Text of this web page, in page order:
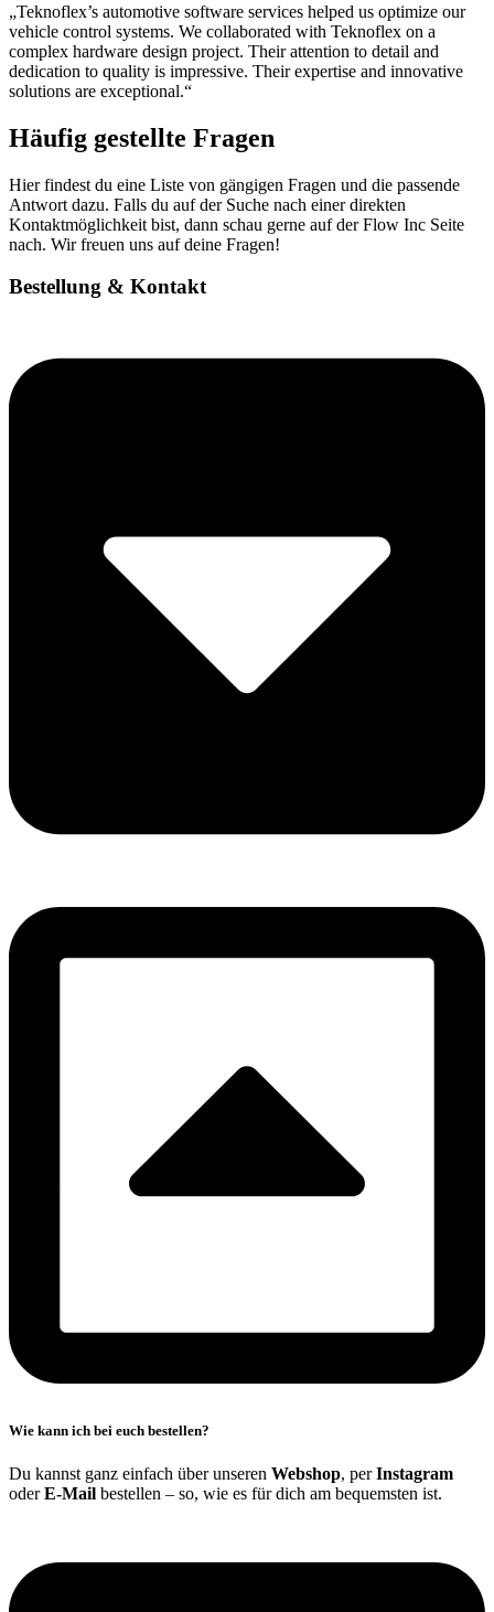
„Teknoflex’s automotive software services helped us optimize our
vehicle control systems. We collaborated with Teknoflex on a
complex hardware design project. Their attention to detail and
dedication to quality is impressive. Their expertise and innovative
solutions are exceptional.“
Häufig gestellte Fragen
Hier findest du eine Liste von gängigen Fragen und die passende
Antwort dazu. Falls du auf der Suche nach einer direkten
Kontaktmöglichkeit bist, dann schau gerne auf der Flow Inc Seite
nach. Wir freuen uns auf deine Fragen!
Bestellung & Kontakt
Wie kann ich bei euch bestellen?
Du kannst ganz einfach über unseren Webshop, perInstagram
oderE-Mail bestellen – so, wie es für dich am bequemsten ist.